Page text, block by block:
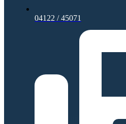
04122 / 45071